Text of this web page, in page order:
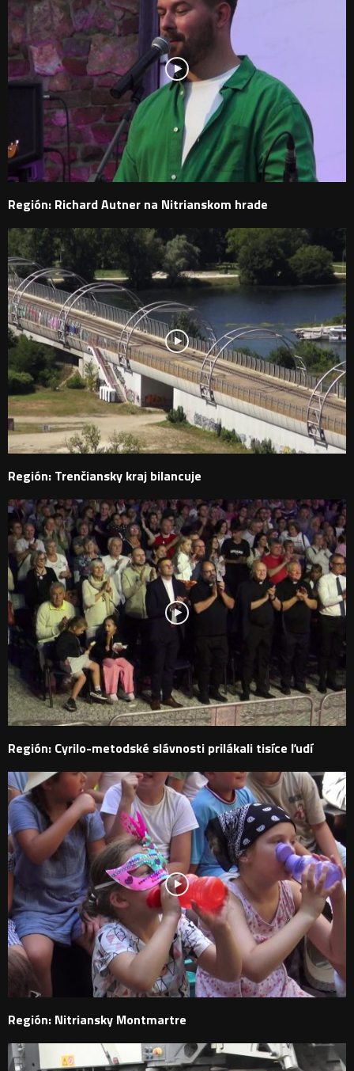
Región: Richard Autner na Nitrianskom hrade
Región: Trenčiansky kraj bilancuje
Región: Cyrilo-metodské slávnosti prilákali tisíce ľudí
Región: Nitriansky Montmartre